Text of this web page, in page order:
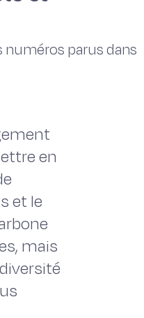
parus dans
en
et le
mais